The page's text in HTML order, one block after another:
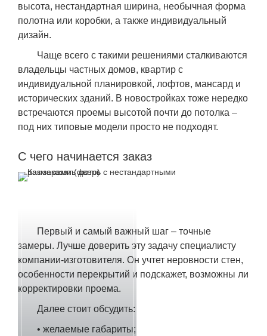
высота, нестандартная ширина, необычная форма
полотна или коробки, а также индивидуальный
дизайн.
Чаще всего с такими решениями сталкиваются
владельцы частных домов, квартир с
индивидуальной планировкой, лофтов, мансард и
исторических зданий. В новостройках тоже нередко
встречаются проемы высотой почти до потолка –
под них типовые модели просто не подходят.
С чего начинается заказ
Первый и самый важный шаг – точные
замеры. Лучше доверить эту задачу специалисту
компании-изготовителя. Он учтет неровности стен,
особенности перекрытий и подскажет, возможны ли
корректировки проема.
Далее стоит обсудить:
• желаемые габариты;